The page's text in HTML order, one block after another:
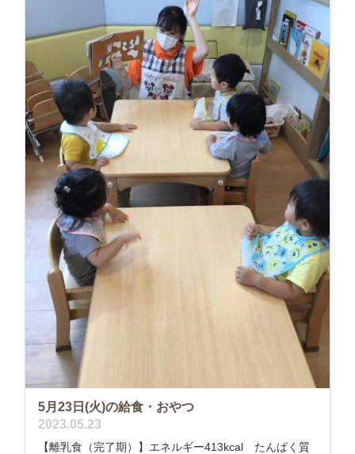
5月23日(火)の給食・おやつ
2023.05.23
【離乳食（完了期）】エネルギー413kcal たんぱく質